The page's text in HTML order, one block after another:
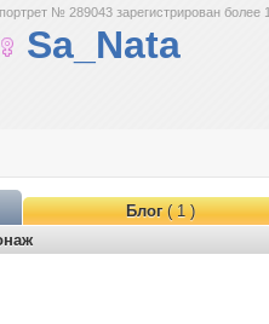
портрет № 289043 зарегистрирован более
Sa_Nata
Блог( 1 )